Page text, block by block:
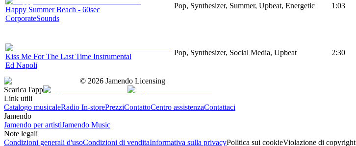
Happy Summer Beach - 60sec
CorporateSounds
Pop, Synthesizer, Summer, Upbeat, Energetic 1:03
Kiss Me For The Last Time Instrumental
Ed Napoli
Pop, Synthesizer, Social Media, Upbeat 2:30
© 2026 Jamendo Licensing
Scarica l'app
Link utili
Catalogo musicaleRadio In-storePrezziContattoCentro assistenzaContattaci
Jamendo
Jamendo per artistiJamendo Music
Note legali
Condizioni generali d'usoCondizioni di venditaInformativa sulla privacyPolitica sui cookieViolazione di copyright